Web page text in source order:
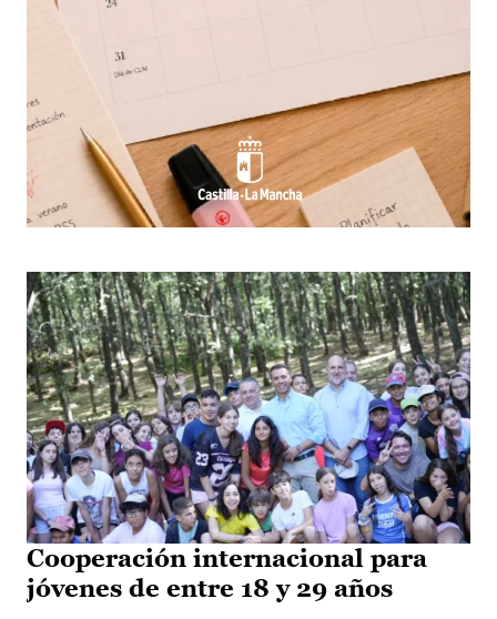
Cooperación internacional para
jóvenes de entre 18 y 29 años